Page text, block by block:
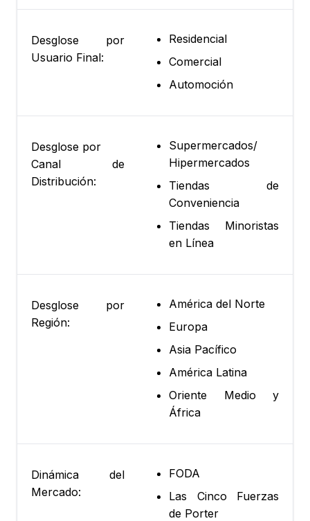
Desglose por
Usuario Final:
Residencial
Comercial
Automoción
Desglose por
Canal de
Distribución:
Supermercados/
Hipermercados
Tiendas de
Conveniencia
Tiendas Minoristas
en Línea
Desglose por
Región:
América del Norte
Europa
Asia Pacífico
América Latina
Oriente Medio y
África
Dinámica del
Mercado:
FODA
Las Cinco Fuerzas
de Porter